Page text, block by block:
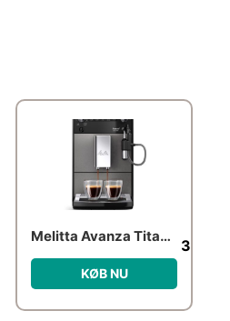
Melitta Avanza Titanium
KØB NU